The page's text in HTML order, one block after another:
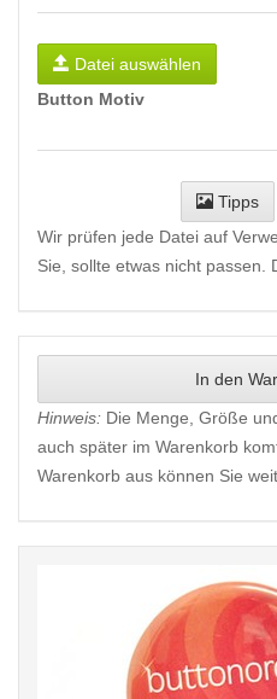
Datei auswählen
Button Motiv
Tipps
Wir prüfen jede Datei auf
Sie, sollte etwas nicht passen.
In den
Hinweis: Die Menge, Größe
auch später im Warenkorb
Warenkorb aus können Sie